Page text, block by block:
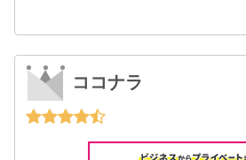
ココナラ